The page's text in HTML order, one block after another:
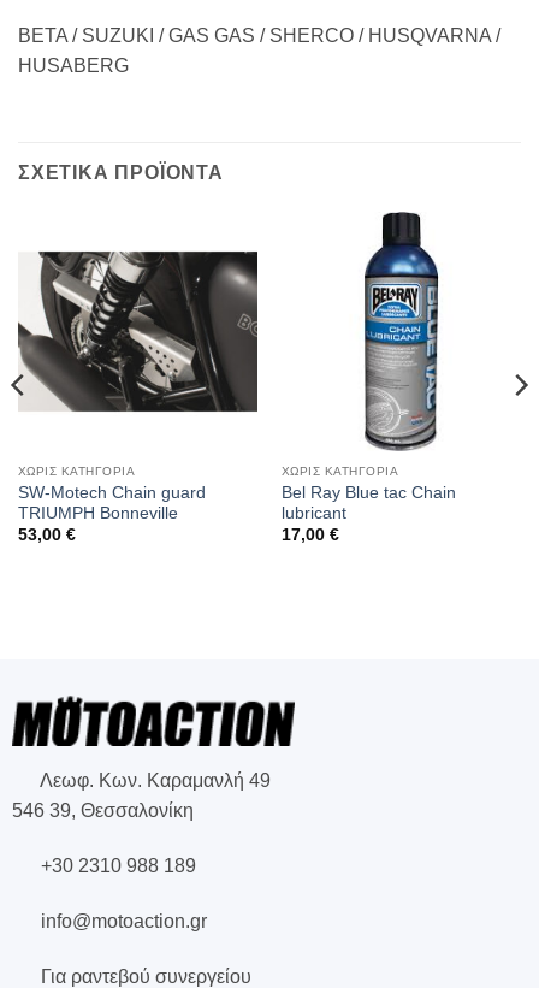
BETA / SUZUKI / GAS GAS / SHERCO / HUSQVARNA /
HUSABERG
ΣΧΕΤΙΚΑ ΠΡΟΪΟΝΤΑ
ΧΩΡΙΣ ΚΑΤΗΓΟΡΙΑ
SW-Motech Chain guard
TRIUMPH Bonneville
53,00 €
ΧΩΡΙΣ ΚΑΤΗΓΟΡΙΑ
Bel Ray Blue tac Chain
lubricant
17,00 €
Λεωφ. Κων. Καραμανλή 49
546 39, Θεσσαλονίκη
+30 2310 988 189
info@motoaction.gr
Για ραντεβού συνεργείου